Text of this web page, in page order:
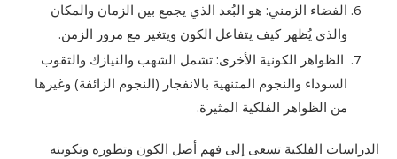
الفضاء الزمني: هو البُعد الذي يجمع بين الزمان والمكان
والذي يُظهر كيف يتفاعل الكون ويتغير مع مرور الزمن.
الظواهر الكونية الأخرى: تشمل الشهب والنيازك والثقوب
السوداء والنجوم المتنهية بالانفجار (النجوم الزائفة) وغيرها
من الظواهر الفلكية المثيرة.
الدراسات الفلكية تسعى إلى فهم أصل الكون وتطوره وتكوينه